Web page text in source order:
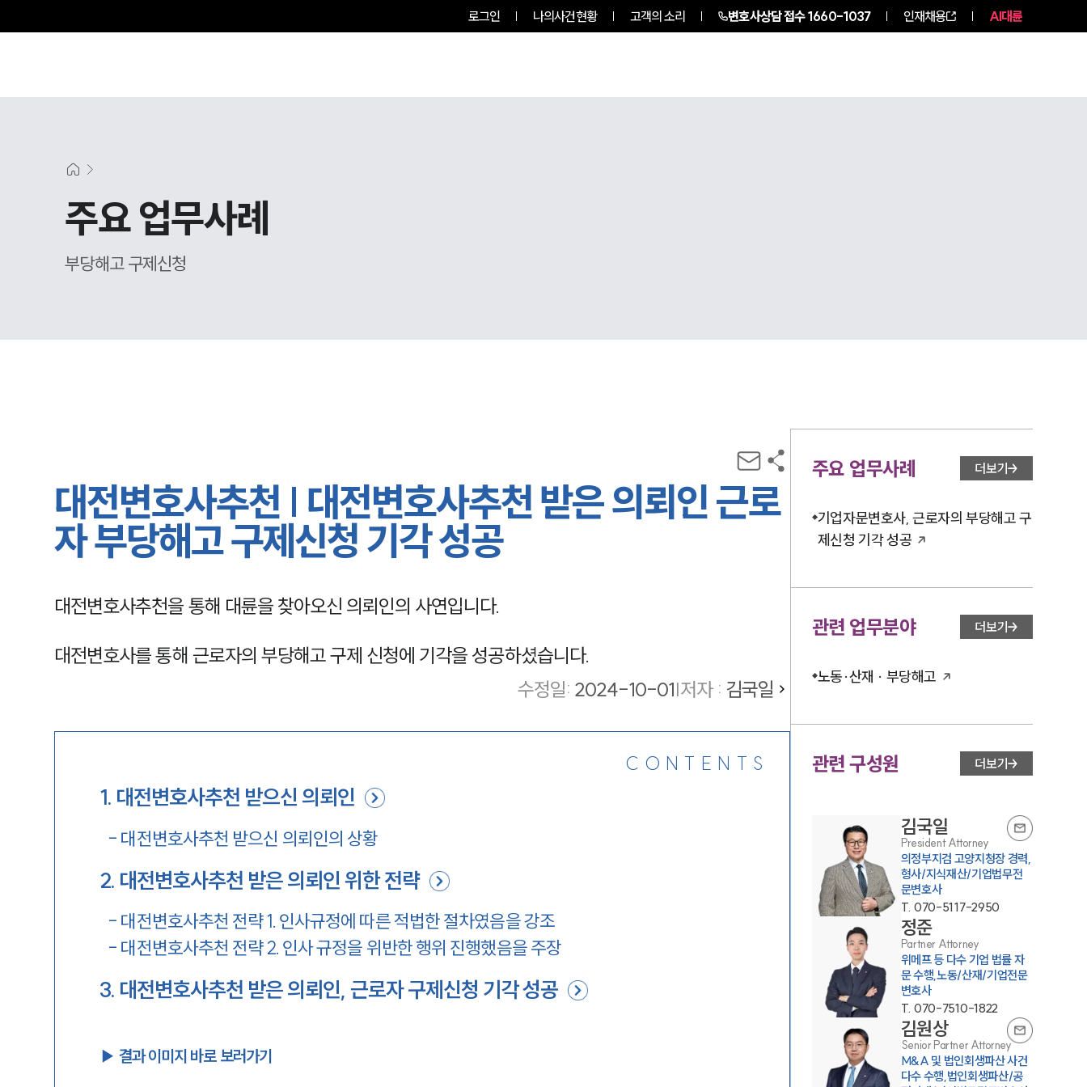
로그인 나의사건현황 고객의 소리 변호사상담 접수1660-1037 인재채용 AI대륜
주요 업무사례
부당해고 구제신청
대전변호사추천 | 대전변호사추천 받은 의뢰인 근로
자 부당해고 구제신청 기각 성공
대전변호사추천을 통해 대륜을 찾아오신 의뢰인의 사연입니다.
대전변호사를 통해 근로자의 부당해고 구제 신청에 기각을 성공하셨습니다.
수정일: 2024-10-01|저자 : 김국일
CONTENTS
1. 대전변호사추천 받으신 의뢰인
- 대전변호사추천 받으신 의뢰인의 상황
2. 대전변호사추천 받은 의뢰인 위한 전략
- 대전변호사추천 전략 1. 인사규정에 따른 적법한 절차였음을 강조
- 대전변호사추천 전략 2. 인사 규정을 위반한 행위 진행했음을 주장
3. 대전변호사추천 받은 의뢰인, 근로자 구제신청 기각 성공
▶︎ 결과 이미지 바로 보러가기
주요 업무사례 더보기
기업자문변호사, 근로자의 부당해고 구
제신청 기각 성공
관련 업무분야 더보기
노동·산재 · 부당해고
관련 구성원 더보기
김국일
President Attorney
의정부지검 고양지청장 경력,
형사/지식재산/기업법무전
문변호사
T. 070-5117-2950
정준
Partner Attorney
위메프 등 다수 기업 법률 자
문 수행,노동/산재/기업전문
변호사
T. 070-7510-1822
김원상
Senior Partner Attorney
M&A 및 법인회생파산 사건
다수 수행,법인회생파산/공